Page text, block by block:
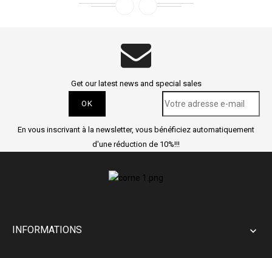
Get our latest news and special sales
En vous inscrivant à la newsletter, vous bénéficiez automatiquement
d'une réduction de 10%!!!
INFORMATIONS 